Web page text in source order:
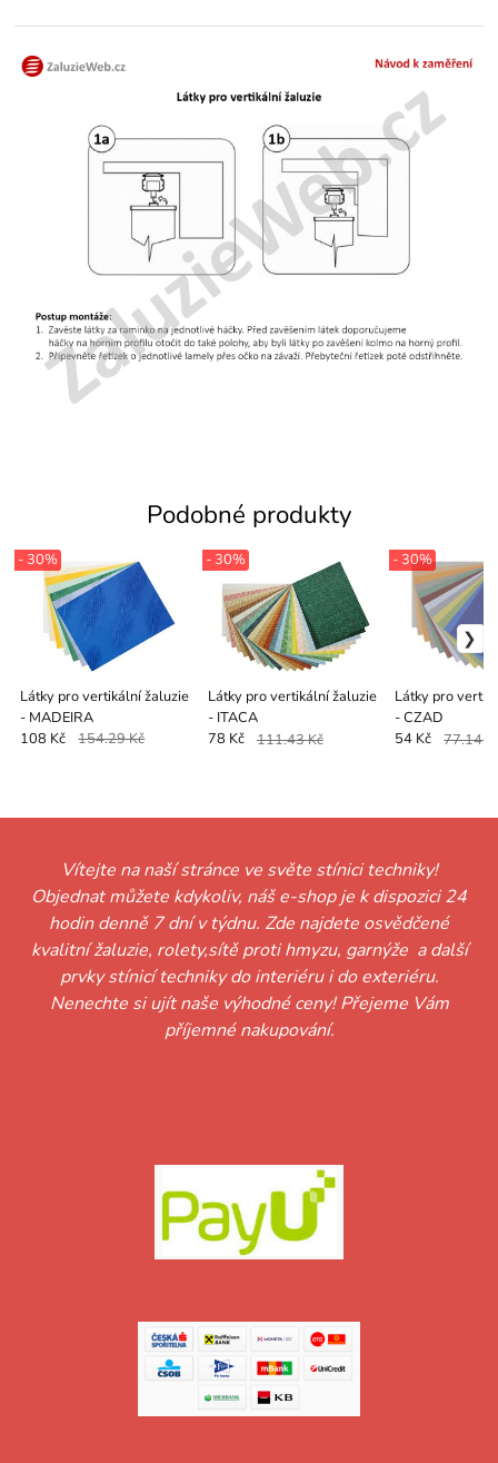
Podobné produkty
Látky pro vertikální žaluzie
- MADEIRA
- 30%
108 Kč 154.29 Kč
Látky pro vertikální žaluzie
- ITACA
- 30%
78 Kč 111.43 Kč
Látky pro
- CZAD
- 30%
54 Kč 77.14
Vítejte na naší stránce ve světe stínici techniky!
Objednat můžete kdykoliv, náš e-shop je k dispozici 24
hodin denně 7 dní v týdnu. Zde najdete osvědčené
kvalitní žaluzie, rolety,sítě proti hmyzu, garnýže a další
prvky stínicí techniky do interiéru i do exteriéru.
Nenechte si ujít naše výhodné ceny! Přejeme Vám
příjemné nakupování.